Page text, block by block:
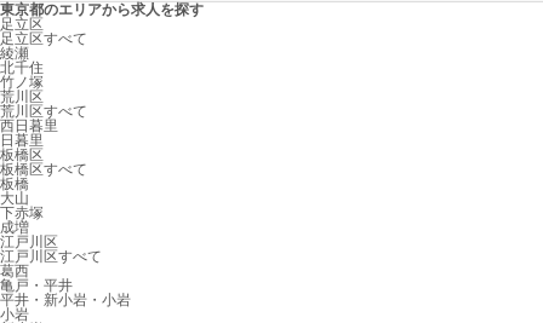
東京都のエリアから求人を探す
足立区
足立区すべて
綾瀬
北千住
竹ノ塚
荒川区
荒川区すべて
西日暮里
日暮里
板橋区
板橋区すべて
板橋
大山
下赤塚
成増
江戸川区
江戸川区すべて
葛西
亀戸・平井
平井・新小岩・小岩
小岩